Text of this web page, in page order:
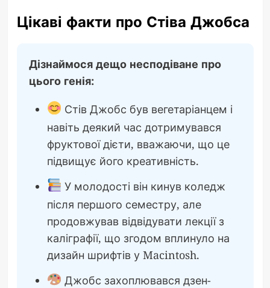
Цікаві факти про Стіва Джобса
Дізнаймося дещо несподіване про
цього генія:
Стів Джобс був вегетаріанцем і
навіть деякий час дотримувався
фруктової дієти, вважаючи, що це
підвищує його креативність.
У молодості він кинув коледж
після першого семестру, але
продовжував відвідувати лекції з
каліграфії, що згодом вплинуло на
дизайн шрифтів у Macintosh.
Джобс захоплювався дзен-